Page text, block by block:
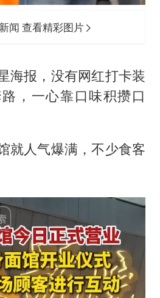
闻 查看精彩图片
海报，没有网红打卡装
，一心靠口味积攒口
就人气爆满，不少食客